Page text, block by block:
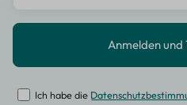
Ich habe die